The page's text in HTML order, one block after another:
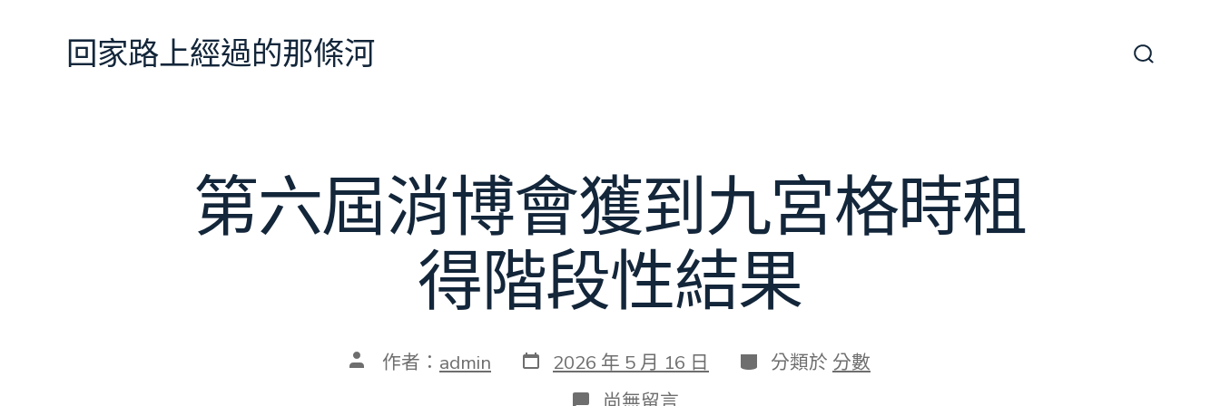
回家路上經過的那條河
第六屆消博會獲到九宮格時租
得階段性結果
文 作者： admin 發
表
2026 年 5 月 16 日 分
類
分類於 分數
在